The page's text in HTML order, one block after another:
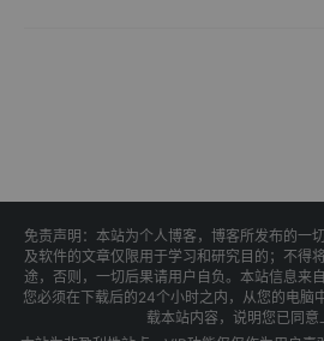
免责声明：本站为个人博客，博客所发布的一
及软件的文章仅限用于学习和研究目的；不得
途，否则，一切后果请用户自负。本站信息来
您必须在下载后的24个小时之内，从您的电脑
载本站内容，说明您已同意